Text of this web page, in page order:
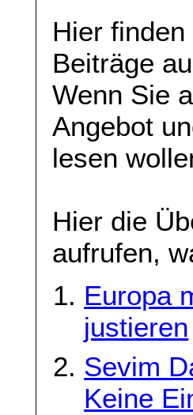
Hier
Beiträge
Wenn Sie
Angebot
lesen
Hier die
aufrufen,
Europa
justieren
Sevim
Keine